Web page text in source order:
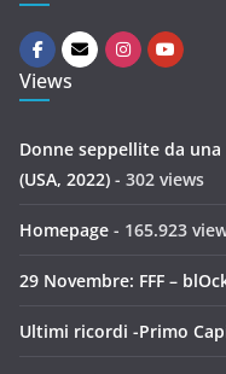
Views
Donne seppellite da
(USA, 2022) - 302 views
Homepage - 165.923
29 Novembre: FFF –
Ultimi ricordi -Primo